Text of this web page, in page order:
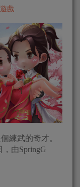
戲
練武的奇才。
由SpringG